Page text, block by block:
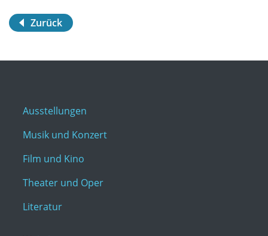
Zurück
Ausstellungen
Musik und Konzert
Film und Kino
Theater und Oper
Literatur